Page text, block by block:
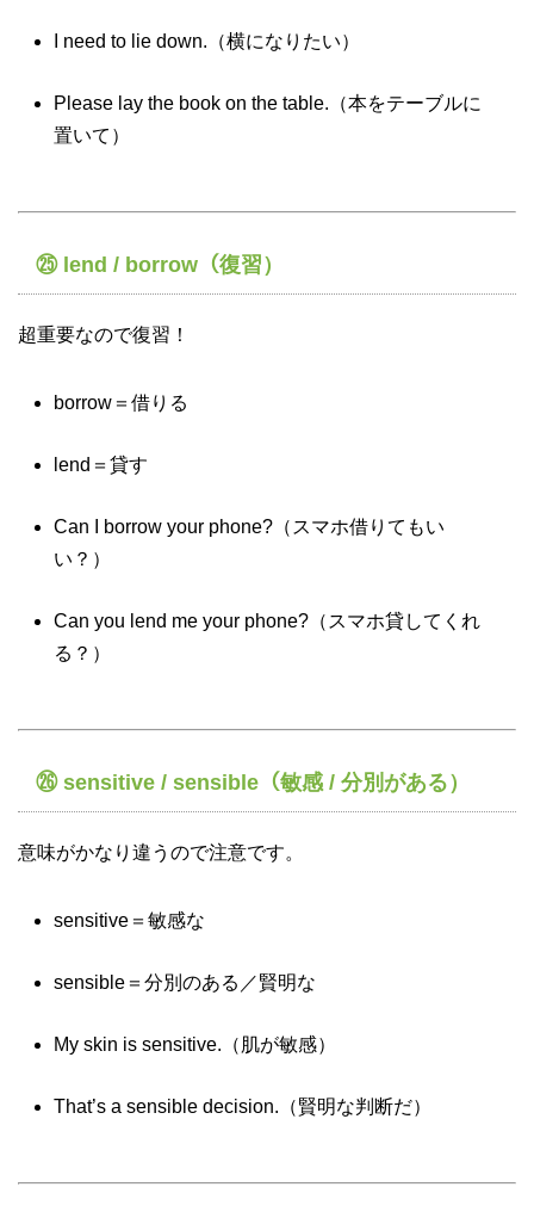
I need to lie down.（横になりたい）
Please lay the book on the table.（本をテーブルに
置いて）
㉕ lend / borrow（復習）
超重要なので復習！
borrow＝借りる
lend＝貸す
Can I borrow your phone?（スマホ借りてもい
い？）
Can you lend me your phone?（スマホ貸してくれ
る？）
㉖ sensitive / sensible（敏感 / 分別がある）
意味がかなり違うので注意です。
sensitive＝敏感な
sensible＝分別のある／賢明な
My skin is sensitive.（肌が敏感）
That’s a sensible decision.（賢明な判断だ）